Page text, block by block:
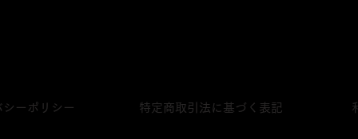
シーポリシー 特定商取引法に基づく表記